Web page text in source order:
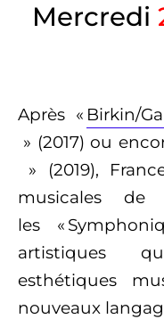
Mercredi
Après « Birkin/
» (2017) ou
» (2019),
musicales de
les «
artistiques
esthétiques
nouveaux